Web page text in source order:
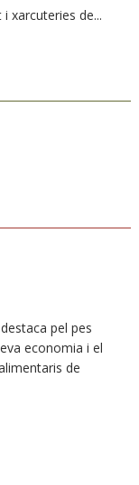
xarcuteries de...
pel pes
economia i el
de